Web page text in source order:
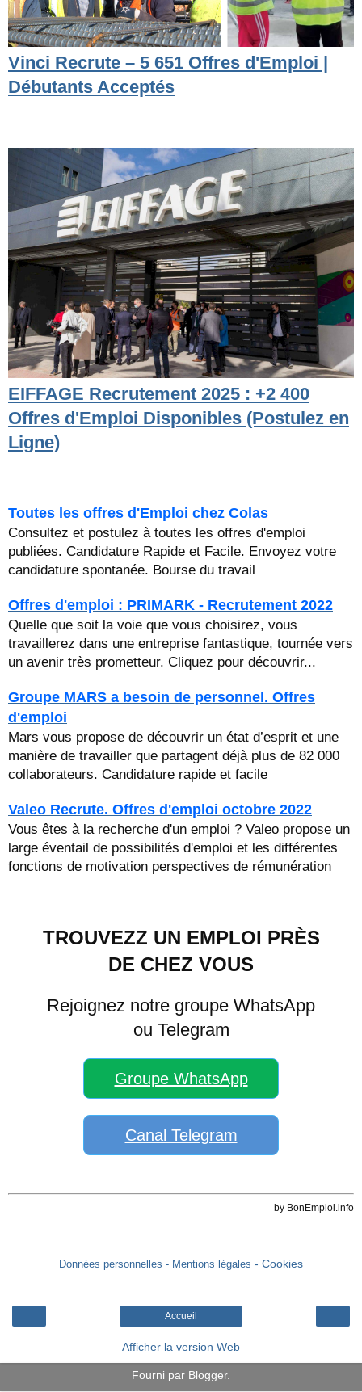
Vinci Recrute – 5 651 Offres d'Emploi |
Débutants Acceptés
EIFFAGE Recrutement 2025 : +2 400
Offres d'Emploi Disponibles (Postulez en
Ligne)
Toutes les offres d'Emploi chez Colas
Consultez et postulez à toutes les offres d'emploi
publiées. Candidature Rapide et Facile. Envoyez votre
candidature spontanée. Bourse du travail
Offres d'emploi : PRIMARK - Recrutement 2022
Quelle que soit la voie que vous choisirez, vous
travaillerez dans une entreprise fantastique, tournée vers
un avenir très prometteur. Cliquez pour découvrir...
Groupe MARS a besoin de personnel. Offres
d'emploi
Mars vous propose de découvrir un état d’esprit et une
manière de travailler que partagent déjà plus de 82 000
collaborateurs. Candidature rapide et facile
Valeo Recrute. Offres d'emploi octobre 2022
Vous êtes à la recherche d'un emploi ? Valeo propose un
large éventail de possibilités d'emploi et les différentes
fonctions de motivation perspectives de rémunération
TROUVEZZ UN EMPLOI PRÈS
DE CHEZ VOUS
Rejoignez notre groupe WhatsApp
ou Telegram
Groupe WhatsApp
Canal Telegram
by BonEmploi.info
Données personnelles - Mentions légales - Cookies
Accueil
Afficher la version Web
Fourni par Blogger.